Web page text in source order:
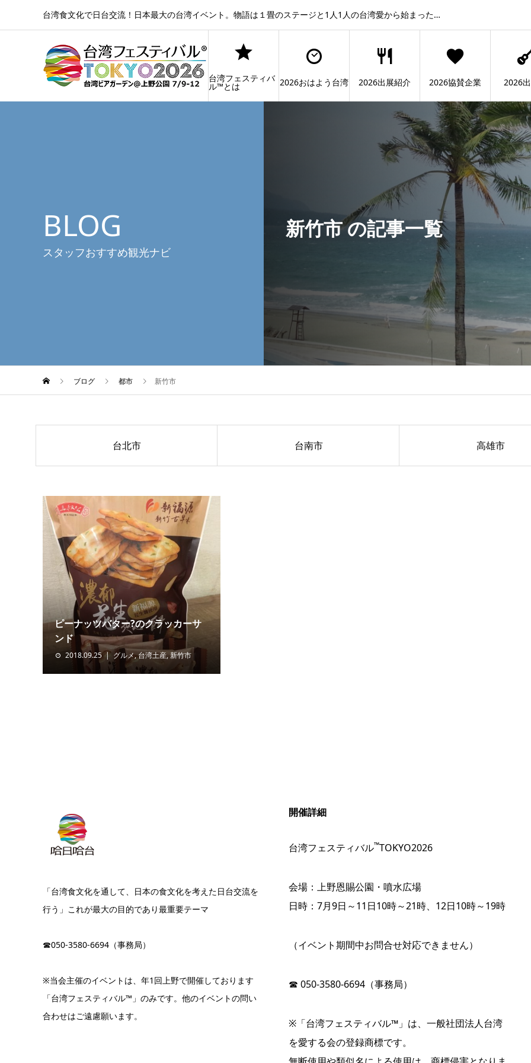
台湾食文化で日台交流！日本最大の台湾イベント。物語は１畳のステージと1人1人の台湾愛から始まった…
台湾フェスティバ
ル™とは 2026おはよう台湾 2026出展紹介 2026協賛企業 2026
BLOG
スタッフおすすめ観光ナビ
新竹市 の記事一覧
ブログ 都市 新竹市
台北市 台南市 高雄市
ピーナッツバター?のクラッカーサ
ンド
2018.09.25 グルメ,台湾土産,新竹市
「台湾食文化を通して、日本の食文化を考えた日台交流を
行う」これが最大の目的であり最重要テーマ
☎050-3580-6694（事務局）
※当会主催のイベントは、年1回上野で開催しております
「台湾フェスティバル™」のみです。他のイベントの問い
合わせはご遠慮願います。
開催詳細
台湾フェスティバル™TOKYO2026
会場：上野恩賜公園・噴水広場
日時：7月9日～11日10時～21時、12日10時～19時
（イベント期間中お問合せ対応できません）
☎ 050-3580-6694（事務局）
※「台湾フェスティバル™」は、一般社団法人台湾
を愛する会の登録商標です。